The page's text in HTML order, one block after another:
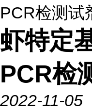
PCR检测试
虾特定
PCR检
2022-11-05